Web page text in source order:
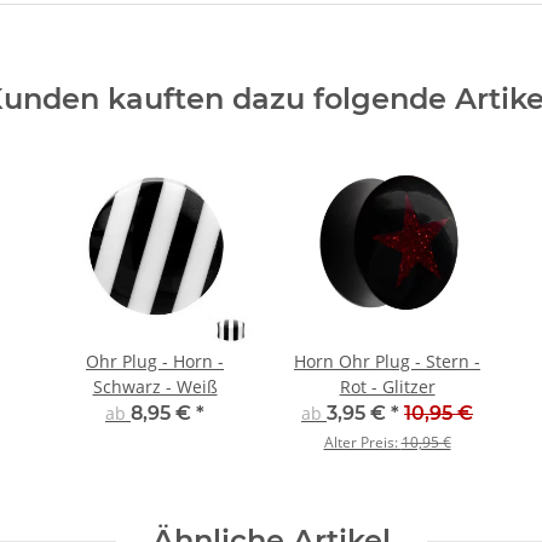
kauften dazu folgende
Ohr Plug - Horn -
Schwarz - Weiß
ab 8,95 € *
Horn Ohr Plug - Stern -
Rot - Glitzer
ab 3,95 € * 10,95 €
Alter Preis:10,95 €